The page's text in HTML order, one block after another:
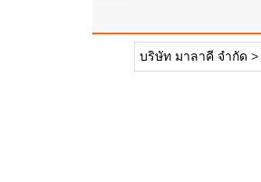
บริษัท มาลาคี จำกัด >